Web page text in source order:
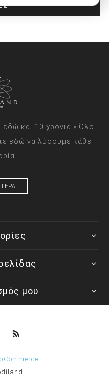
και 10 χρόνια!» Όλοι
εδώ να λύσουμε κάθε
μου